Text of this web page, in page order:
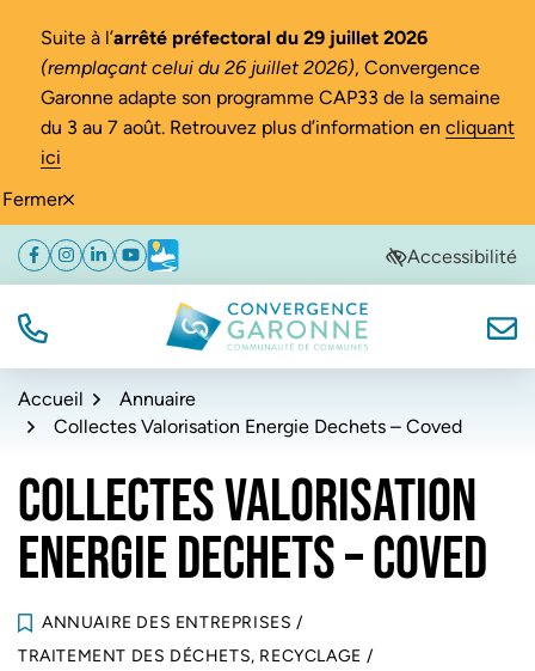
Fermer
Suite à l’arrêté préfectoral du 29 juillet 2026
(remplaçant celui du 26 juillet 2026), Convergence
Garonne adapte son programme CAP33 de la semaine
du 3 au 7 août. Retrouvez plus d’information en cliquant
ici
Aller
navigation
Aller
au
Aller
au
de
Facebook
(ouverture dans un nouvel onglet)
Instagram
(ouverture dans un nouvel onglet)
Linkedin
(ouverture dans un nouvel onglet)
YouTube
(ouverture dans un nouvel onglet)
Météo
(ouverture dans un nouvel onglet)Accessibilité
TÉL. Convergence Garonne
Accueil
Annuaire
Collectes Valorisation Energie Dechets – Coved
COLLECTES VALORISATION
ENERGIE DECHETS – COVED
ANNUAIRE DES ENTREPRISES /
TRAITEMENT DES DÉCHETS, RECYCLAGE /